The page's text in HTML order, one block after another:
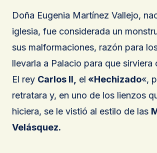
Doña Eugenia Martínez Vallejo,
iglesia, fue considerada un
sus malformaciones, razón para
llevarla a Palacio para que sirviera
El rey Carlos II, el «Hechizado«,
retratara y, en uno de los lienzos
hiciera, se le vistió al estilo de las
Velásquez.